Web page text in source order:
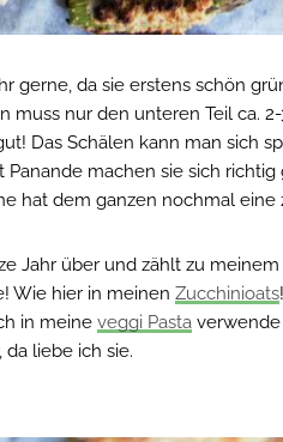
gerne, da sie erstens schön
muss nur den unteren Teil ca.
Das Schälen kann man sich
machen sie sich
hat dem ganzen nochmal eine
Jahr über und zählt zu
Wie hier in meinen Zucchinioats
in meine veggi Pasta
liebe ich sie.